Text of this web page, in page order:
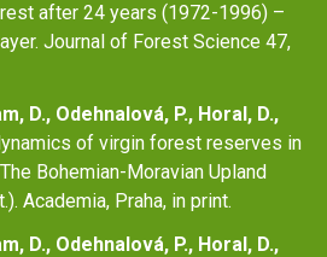
after 24 years (1972-1996) –
Journal of Forest Science 47,
D., Odehnalová, P., Horal, D.,
of virgin forest reserves in
Bohemian-Moravian Upland
Academia, Praha, in print.
D., Odehnalová, P., Horal, D.,